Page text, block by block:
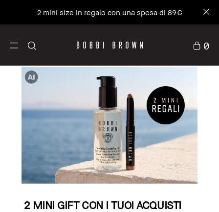
2 mini size in regalo con una spesa di 89€
0
2 MINI GIFT CON I TUOI ACQUISTI